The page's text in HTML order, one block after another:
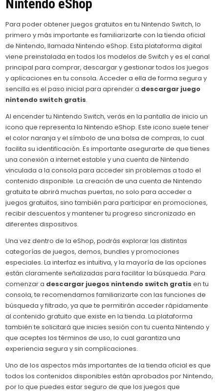
Nintendo eShop
Para poder obtener juegos gratuitos en tu Nintendo Switch, lo
primero y más importante es familiarizarte con la tienda oficial
de Nintendo, llamada Nintendo eShop. Esta plataforma digital
viene preinstalada en todos los modelos de Switch y es el canal
principal para comprar, descargar y gestionar todos los juegos
y aplicaciones en tu consola. Acceder a ella de forma segura y
sencilla es el paso inicial para aprender a descargar juego
nintendo switch gratis.
Al encender tu Nintendo Switch, verás en la pantalla de inicio un
icono que representa la Nintendo eShop. Este icono suele tener
el color naranja y el símbolo de una bolsa de compras, lo cual
facilita su identificación. Es importante asegurarte de que tienes
una conexión a internet estable y una cuenta de Nintendo
vinculada a la consola para acceder sin problemas a todo el
contenido disponible. La creación de una cuenta de Nintendo
gratuita te abrirá muchas puertas, no solo para acceder a
juegos gratuitos, sino también para participar en promociones,
recibir descuentos y mantener tu progreso sincronizado en
diferentes dispositivos.
Una vez dentro de la eShop, podrás explorar las distintas
categorías de juegos, demos, bundles y promociones
especiales. La interfaz es intuitiva, y la mayoría de las opciones
están claramente señalizadas para facilitar la búsqueda. Para
comenzar a descargar juegos nintendo switch gratis en tu
consola, te recomendamos familiarizarte con las funciones de
búsqueda y filtrado, ya que te permitirán acceder rápidamente
al contenido gratuito que existe en la tienda. La plataforma
también te solicitará que inicies sesión con tu cuenta Nintendo y
que aceptes los términos de uso, lo cual garantiza una
experiencia segura y sin complicaciones.
Uno de los aspectos más importantes de la tienda oficial es que
todos los contenidos disponibles están aprobados por Nintendo,
por lo que puedes estar seguro de que los juegos que